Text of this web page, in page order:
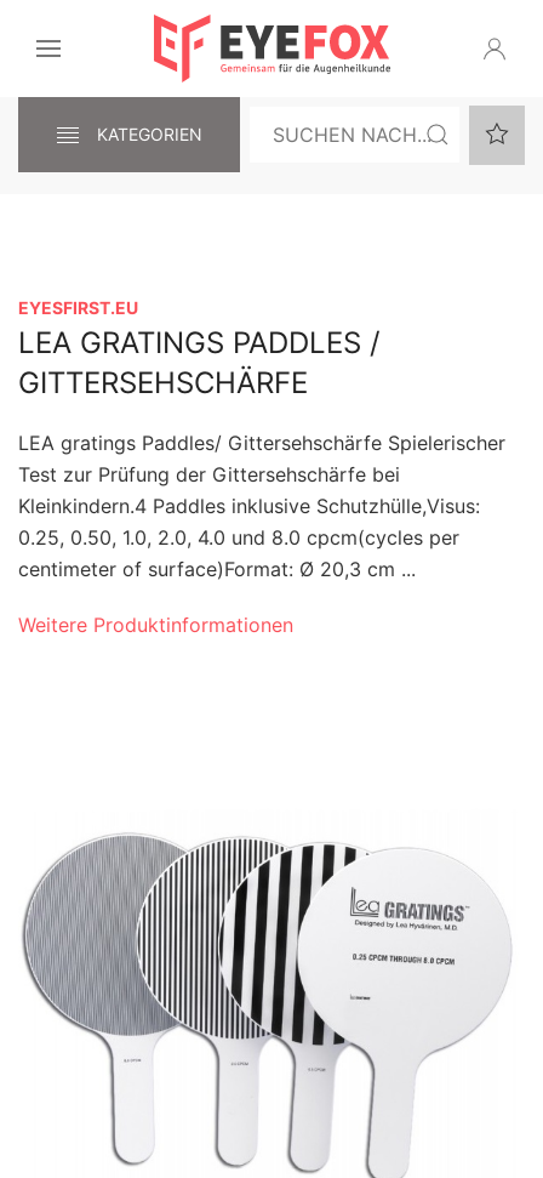
KATEGORIEN
EYESFIRST.EU
LEA GRATINGS PADDLES /
GITTERSEHSCHÄRFE
LEA gratings Paddles/ Gittersehschärfe Spielerischer
Test zur Prüfung der Gittersehschärfe bei
Kleinkindern.4 Paddles inklusive Schutzhülle,Visus:
0.25, 0.50, 1.0, 2.0, 4.0 und 8.0 cpcm(cycles per
centimeter of surface)Format: Ø 20,3 cm ...
Weitere Produktinformationen